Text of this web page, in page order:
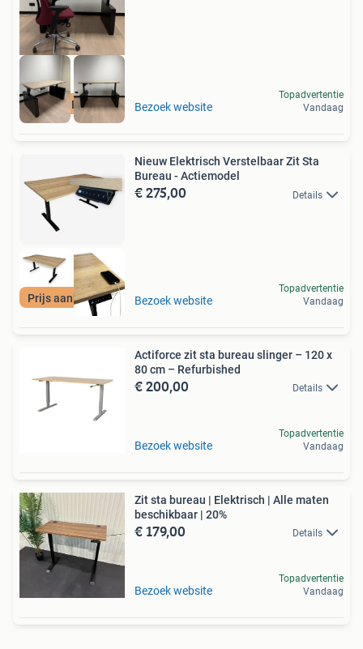
Nieuw Bureau Bezoek website
Topadvertentie
Vandaag
Prijs aanbeveling
Nieuw Elektrisch Verstelbaar Zit Sta
Bureau - Actiemodel
€ 275,00 Details
Bezoek website
Topadvertentie
Vandaag
Actiforce zit sta bureau slinger – 120 x
80 cm – Refurbished
€ 200,00 Details
Bezoek website
Topadvertentie
Vandaag
Zit sta bureau | Elektrisch | Alle maten
beschikbaar | 20%
€ 179,00 Details
Bezoek website
Topadvertentie
Vandaag